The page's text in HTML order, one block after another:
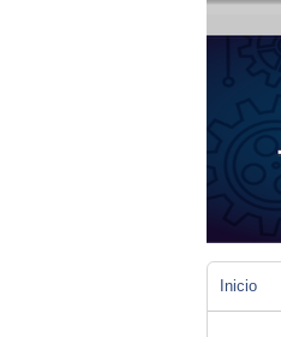
Inicio